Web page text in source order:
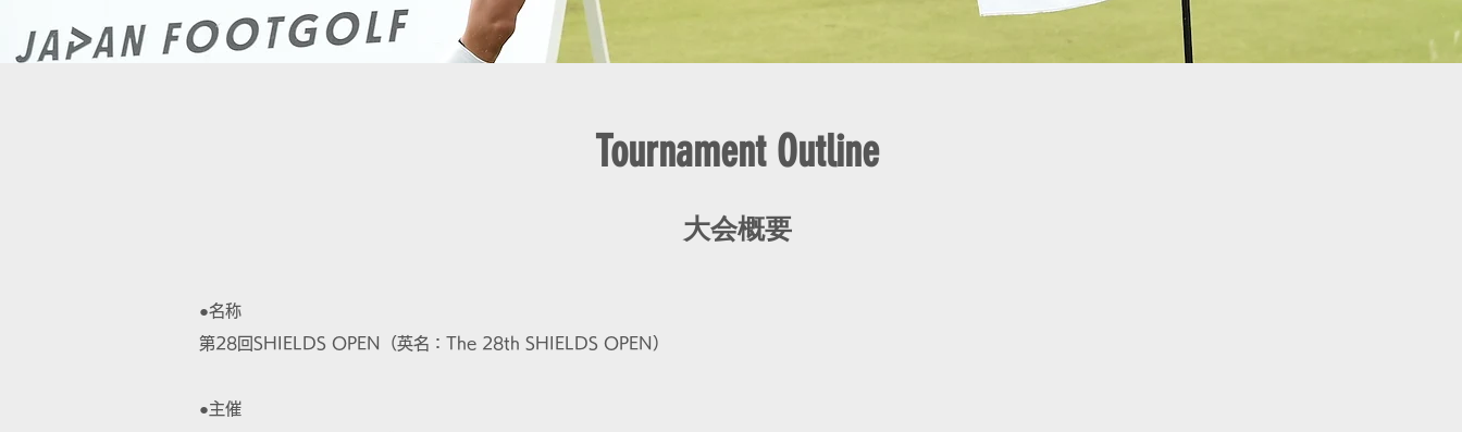
Tournament Outline
大会概要
●名称
第28回SHIELDS OPEN（英名：The 28th SHIELDS OPEN）
●主催